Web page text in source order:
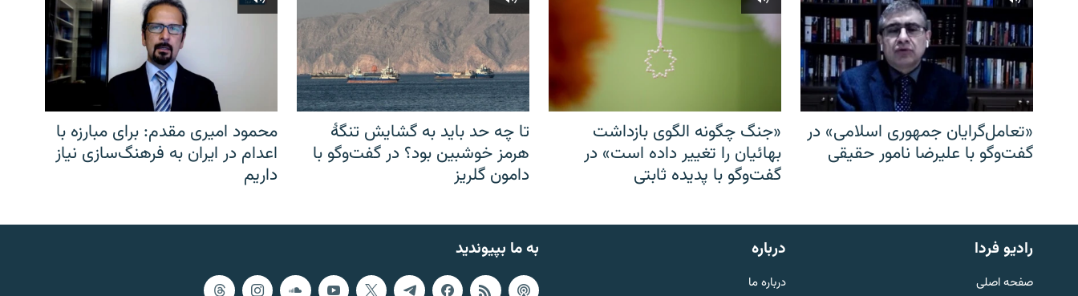
English
به ما بپیوندید
«تعامل‌گرایان جمهوری اسلامی» در
گفت‌وگو با علیرضا نامور حقیقی
«جنگ چگونه الگوی بازداشت
بهائیان را تغییر داده است» در
گفت‌وگو با پدیده ثابتی
تا چه حد باید به گشایش تنگهٔ
هرمز خوشبین بود؟ در گفت‌وگو با
دامون گلریز
محمود امیری مقدم: برای مبارزه با
اعدام در ایران به فرهنگ‌سازی نیاز
داریم
به ما بپیوندید رادیو فردا
صفحه اصلی
درباره
درباره ما